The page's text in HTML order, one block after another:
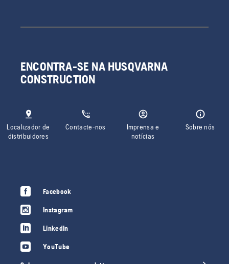
ENCONTRA-SE NA HUSQVARNA
CONSTRUCTION
Localizador de
distribuidores
Contacte-nos
Imprensa e
notícias
Sobre nós
Facebook
Instagram
LinkedIn
YouTube